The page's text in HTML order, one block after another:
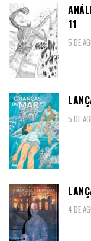
11
5 DE
5 DE
4 DE